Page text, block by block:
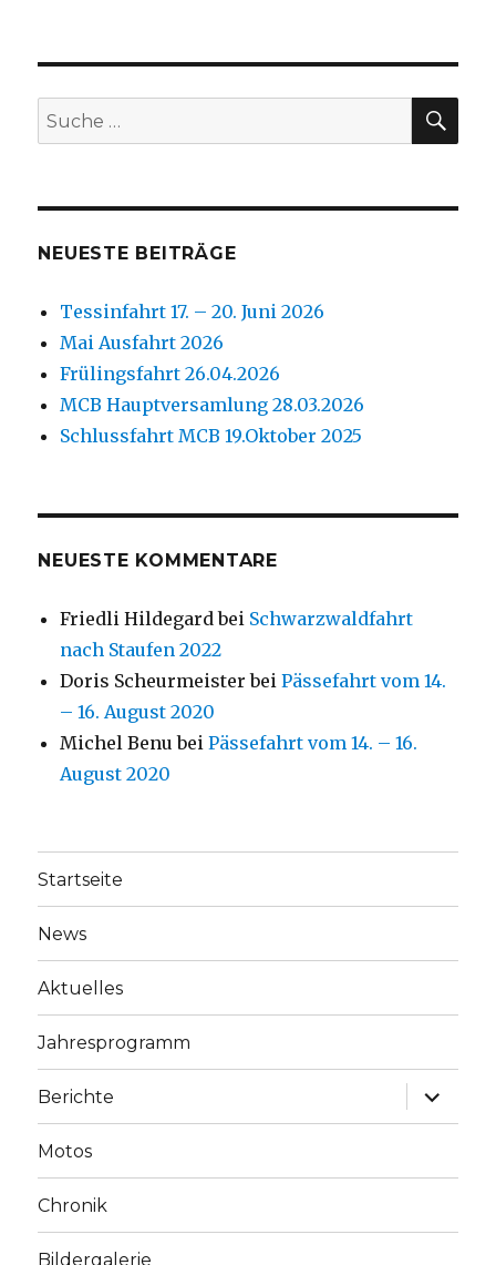
Suche
nach:
NEUESTE BEITRÄGE
Tessinfahrt 17. – 20. Juni 2026
Mai Ausfahrt 2026
Frülingsfahrt 26.04.2026
MCB Hauptversamlung 28.03.2026
Schlussfahrt MCB 19.Oktober 2025
NEUESTE KOMMENTARE
Friedli Hildegardbei Schwarzwaldfahrt
nach Staufen 2022
Doris Scheurmeister beiPässefahrt vom 14.
– 16. August 2020
Michel Benu beiPässefahrt vom 14. – 16.
August 2020
Startseite
News
Aktuelles
Jahresprogramm
Berichte
Motos
Chronik
Bildergalerie